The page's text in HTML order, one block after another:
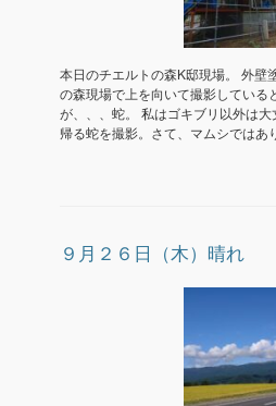
本日のチエルトの森K邸現場。 外壁
の森現場で上を向いて撮影している
が、、、蛇。 私はゴキブリ以外は
帰る蛇を撮影。さて、マムシでは
９月２６日（木）晴れ